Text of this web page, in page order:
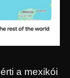
a mexikói